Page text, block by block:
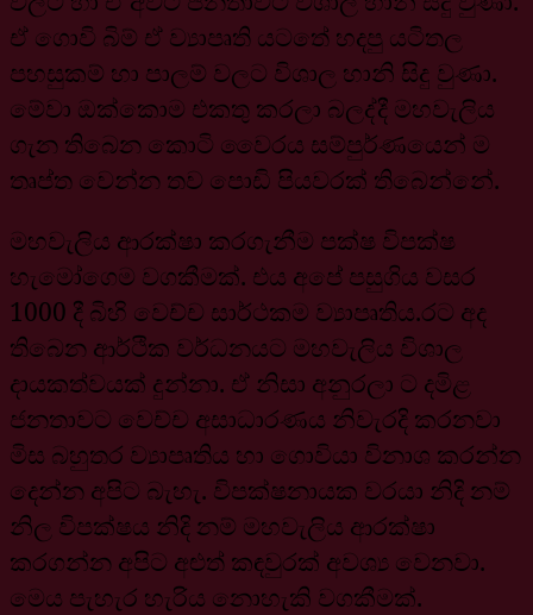
ඒ ගොවි බිම් ඒ ව්‍යාපෘති යටතේ හදපු යටිතල
පහසුකම් හා පාලම් වලට විශාල හානි සිදු වුණා.
මේවා ඔක්කොම එකතු කරලා බලද්දී මහවැලිය
ගැන තිබෙන කොටි වෛරය සම්පුර්ණයෙන් ම
තෘප්ත වෙන්න තව පොඩි පියවරක් තිබෙන්නේ.
මහවැලිය ආරක්ෂා කරගැනීම පක්ෂ විපක්ෂ
හැමෝගෙම වගකීමක්. එය අපේ පසුගිය වසර
1000 දී බිහි වෙච්ච සාර්ථකම ව්‍යාපෘතිය.රට අද
තිබෙන ආර්ථික වර්ධනයට මහවැලිය විශාල
දායකත්වයක් දුන්නා. ඒ නිසා අනුරලා ට දමිළ
ජනතාවට වෙච්ච අසාධාරණය නිවැරදි කරනවා
මිස බහුතර ව්‍යාපෘතිය හා ගොවියා විනාශ කරන්න
දෙන්න අපිට බැහැ. විපක්ෂනායක වරයා නිදි නම්
නිල විපක්ෂය නිදි නම් මහවැලිය ආරක්ෂා
කරගන්න අපිට අළුත් කඳවුරක් අවශ්‍ය වෙනවා.
මෙය පැහැර හැරිය නොහැකි වගකීමක්.